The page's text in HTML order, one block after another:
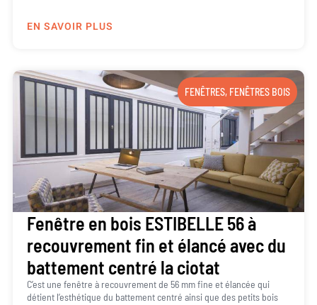
EN SAVOIR PLUS
FENÊTRES, FENÊTRES BOIS
Fenêtre en bois ESTIBELLE 56 à
recouvrement fin et élancé avec du
battement centré la ciotat
C’est une fenêtre à recouvrement de 56 mm fine et élancée qui
détient l’esthétique du battement centré ainsi que des petits bois